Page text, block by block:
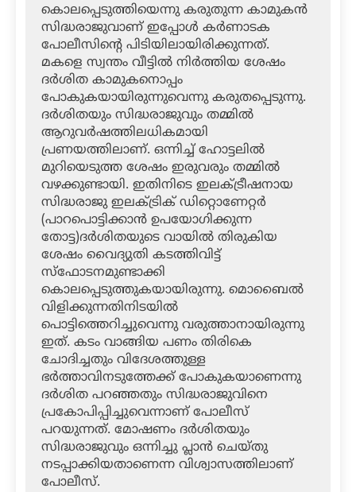
കൊലപ്പെടുത്തിയെന്നു കരുതുന്ന കാമുകന്‍
സിദ്ധരാജുവാണ് ഇപ്പോള്‍ കര്‍ണാടക
പോലീസിന്റെ പിടിയിലായിരിക്കുന്നത്.
മകളെ സ്വന്തം വീട്ടില്‍ നിര്‍ത്തിയ ശേഷം
ദര്‍ശിത കാമുകനൊപ്പം
പോകുകയായിരുന്നുവെന്നു കരുതപ്പെടുന്നു.
ദര്‍ശിതയും സിദ്ധരാജുവും തമ്മില്‍
ആറുവര്‍ഷത്തിലധികമായി
പ്രണയത്തിലാണ്. ഒന്നിച്ച് ഹോട്ടലില്‍
മുറിയെടുത്ത ശേഷം ഇരുവരും തമ്മില്‍
വഴക്കുണ്ടായി. ഇതിനിടെ ഇലക്ട്രീഷനായ
സിദ്ധരാജു ഇലക്ട്രിക് ഡിറ്റൊണേറ്റര്‍
(പാറപൊട്ടിക്കാന്‍ ഉപയോഗിക്കുന്ന
തോട്ട)ദര്‍ശിതയുടെ വായില്‍ തിരുകിയ
ശേഷം വൈദ്യുതി കടത്തിവിട്ട്
സ്‌ഫോടനമുണ്ടാക്കി
കൊലപ്പെടുത്തുകയായിരുന്നു. മൊബൈല്‍
വിളിക്കുന്നതിനിടയില്‍
പൊട്ടിത്തെറിച്ചുവെന്നു വരുത്താനായിരുന്നു
ഇത്. കടം വാങ്ങിയ പണം തിരികെ
ചോദിച്ചതും വിദേശത്തുള്ള
ഭര്‍ത്താവിനടുത്തേക്ക് പോകുകയാണെന്നു
ദര്‍ശിത പറഞ്ഞതും സിദ്ധരാജുവിനെ
പ്രകോപിപ്പിച്ചുവെന്നാണ് പോലീസ്
പറയുന്നത്. മോഷണം ദര്‍ശിതയും
സിദ്ധരാജുവും ഒന്നിച്ചു പ്ലാന്‍ ചെയ്തു
നടപ്പാക്കിയതാണെന്ന വിശ്വാസത്തിലാണ്
പോലീസ്.